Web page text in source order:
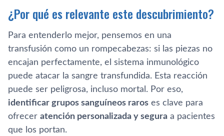
¿Por qué es relevante este descubrimiento?
Para entenderlo mejor, pensemos en una
transfusión como un rompecabezas: si las piezas no
encajan perfectamente, el sistema inmunológico
puede atacar la sangre transfundida. Esta reacción
puede ser peligrosa, incluso mortal. Por eso,
identificar grupos sanguíneos raros es clave para
ofrecer atención personalizada y segura a pacientes
que los portan.